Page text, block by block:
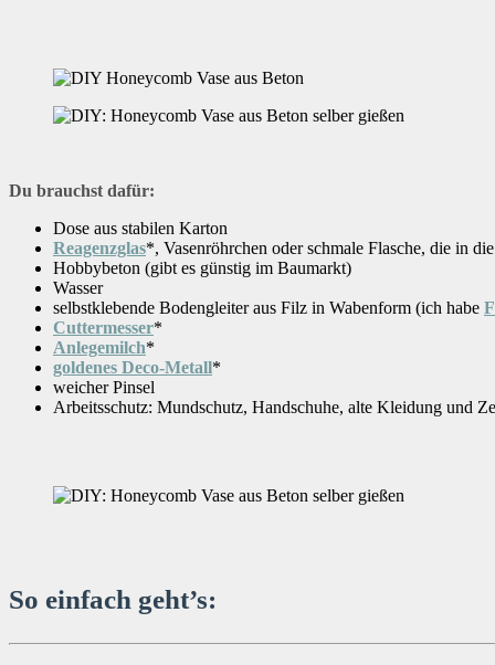
Du brauchst dafür:
Dose aus stabilen Karton
Reagenzglas*, Vasenröhrchen oder schmale Flasche, die in
Hobbybeton (gibt es günstig im Baumarkt)
Wasser
selbstklebende Bodengleiter aus Filz in Wabenform (ich habe
Cuttermesser*
Anlegemilch*
goldenes Deco-Metall*
weicher Pinsel
Arbeitsschutz: Mundschutz, Handschuhe, alte Kleidung und
So einfach geht’s: